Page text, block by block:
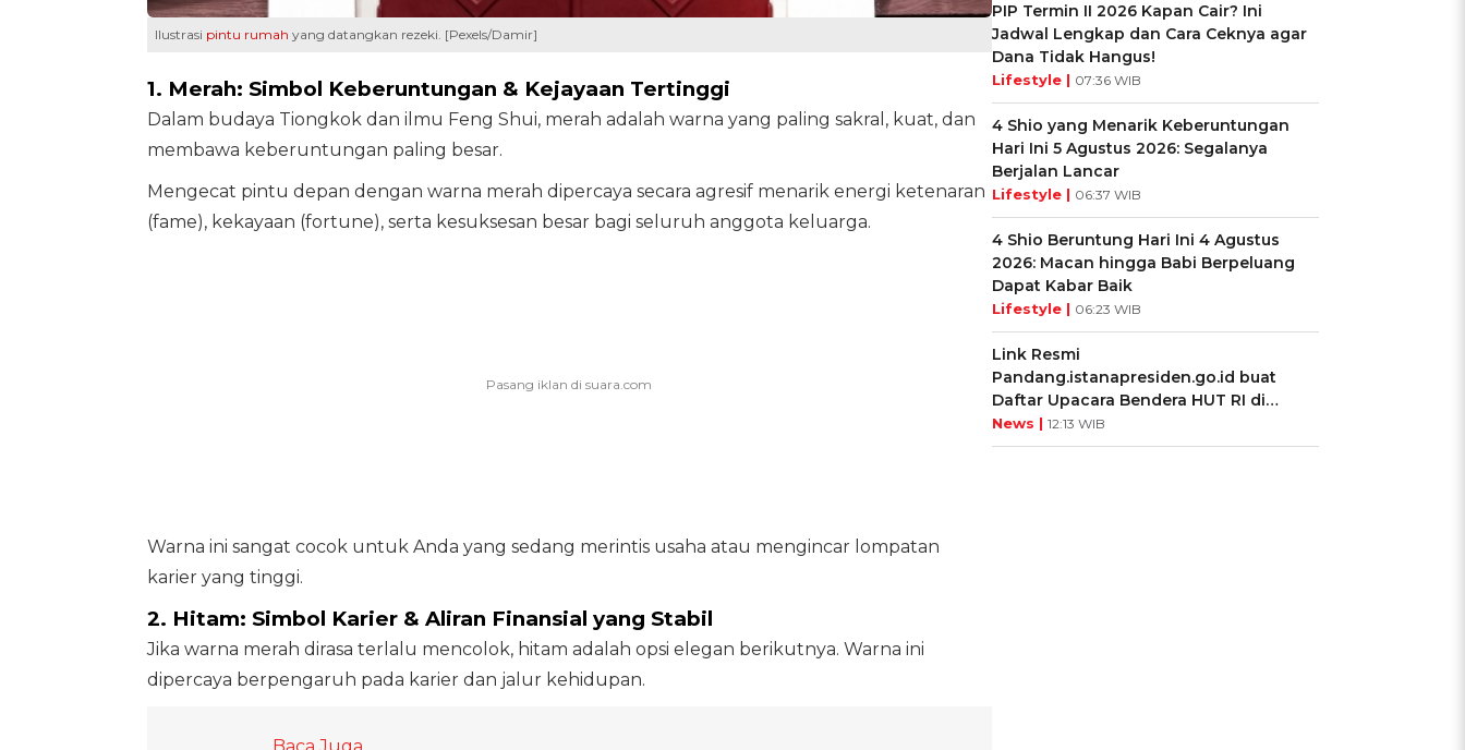
Ilustrasi pintu rumah yang datangkan rezeki. [Pexels/Damir]
1. Merah: Simbol Keberuntungan & Kejayaan Tertinggi
Dalam budaya Tiongkok dan ilmu Feng Shui, merah adalah warna yang paling sakral, kuat, dan
membawa keberuntungan paling besar.
Mengecat pintu depan dengan warna merah dipercaya secara agresif menarik energi ketenaran
(fame), kekayaan (fortune), serta kesuksesan besar bagi seluruh anggota keluarga.
Warna ini sangat cocok untuk Anda yang sedang merintis usaha atau mengincar lompatan
karier yang tinggi.
2. Hitam: Simbol Karier & Aliran Finansial yang Stabil
Jika warna merah dirasa terlalu mencolok, hitam adalah opsi elegan berikutnya. Warna ini
dipercaya berpengaruh pada karier dan jalur kehidupan.
PIP Termin II 2026 Kapan Cair? Ini
Jadwal Lengkap dan Cara Ceknya agar
Dana Tidak Hangus!
Lifestyle | 07:36 WIB
4 Shio yang Menarik Keberuntungan
Hari Ini 5 Agustus 2026: Segalanya
Berjalan Lancar
Lifestyle | 06:37 WIB
4 Shio Beruntung Hari Ini 4 Agustus
2026: Macan hingga Babi Berpeluang
Dapat Kabar Baik
Lifestyle | 06:23 WIB
Link Resmi
Pandang.istanapresiden.go.id buat
Daftar Upacara Bendera HUT RI di
Istana Negara
News | 12:13 WIB